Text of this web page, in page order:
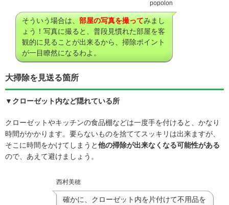
popolon
そういう場合は、部屋の写真を撮ってみまし
ょう！写真に撮ると、普段見慣れた部屋を客
観的に見ることが出来るから、掃除ポイント
が一目瞭然になるわよ。
大掃除を見送る箇所
▼クローゼット内など隠れている所
クローゼットやキッチンの食品棚などは一度手を付けると、かなり
時間がかかります。要らないものを捨ててスッキリは出来ますが、
そこに時間をかけてしまうと他の掃除が出来なくなる可能性がある
ので、あえて避けましょう。
西村美穂
確かに、クローゼット内を片付けて不用品を